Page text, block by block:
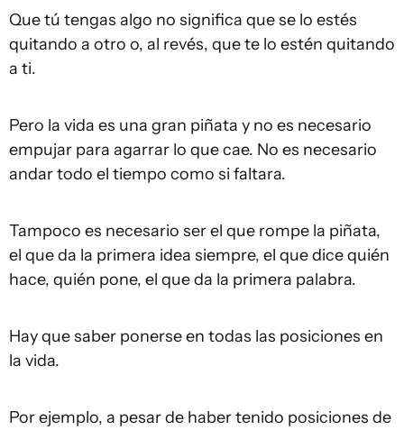
Que tú tengas algo no significa que se lo estés
quitando a otro o, al revés, que te lo estén quitando
a ti.
Pero la vida es una gran piñata y no es necesario
empujar para agarrar lo que cae. No es necesario
andar todo el tiempo como si faltara.
Tampoco es necesario ser el que rompe la piñata,
el que da la primera idea siempre, el que dice quién
hace, quién pone, el que da la primera palabra.
Hay que saber ponerse en todas las posiciones en
la vida.
Por ejemplo, a pesar de haber tenido posiciones de